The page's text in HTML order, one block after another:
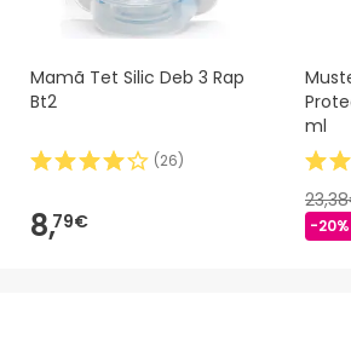
Mamã Tet Silic Deb 3 Rap
Bt2
(26)
8,79€
ml
-20%